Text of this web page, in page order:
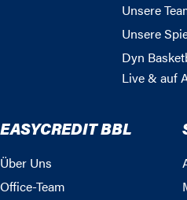
Unsere
Unsere
Dyn
Live & auf
EASYCREDIT BBL
Über Uns
Office-Team